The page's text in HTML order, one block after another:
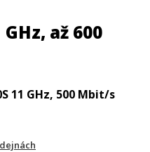
až 600
11 GHz, 500 Mbit/s